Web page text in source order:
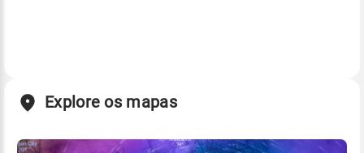
Explore os mapas